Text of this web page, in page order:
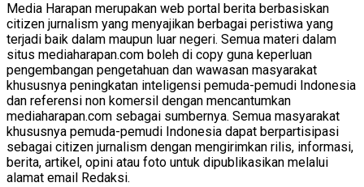
Media Harapan merupakan web portal berita berbasiskan
citizen jurnalism yang menyajikan berbagai peristiwa yang
terjadi baik dalam maupun luar negeri. Semua materi dalam
situs mediaharapan.com boleh di copy guna keperluan
pengembangan pengetahuan dan wawasan masyarakat
khususnya peningkatan inteligensi pemuda-pemudi Indonesia
dan referensi non komersil dengan mencantumkan
mediaharapan.com sebagai sumbernya. Semua masyarakat
khususnya pemuda-pemudi Indonesia dapat berpartisipasi
sebagai citizen jurnalism dengan mengirimkan rilis, informasi,
berita, artikel, opini atau foto untuk dipublikasikan melalui
alamat email Redaksi.